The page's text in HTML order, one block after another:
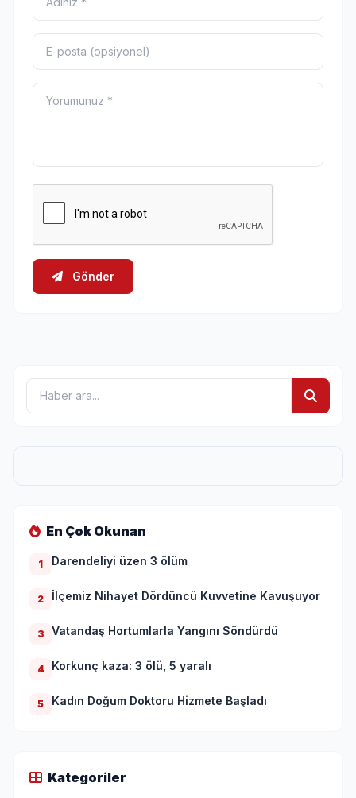
Gönder
En Çok Okunan
1 Darendeliyi üzen 3 ölüm
2 İlçemiz Nihayet Dördüncü Kuvvetine Kavuşuyor
3 Vatandaş Hortumlarla Yangını Söndürdü
4 Korkunç kaza: 3 ölü, 5 yaralı
5 Kadın Doğum Doktoru Hizmete Başladı
Kategoriler